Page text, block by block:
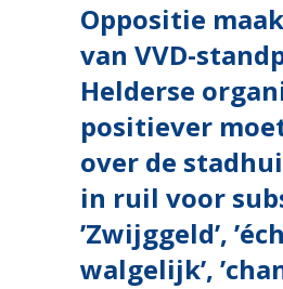
Oppositie
van VVD-
Helderse
positiever
over de
in ruil voor
’Zwijggeld’,
walgelijk’,